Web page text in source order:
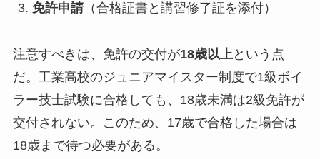
免許申請（合格証書と講習修了証を添付）
注意すべきは、免許の交付が18歳以上 という点
だ。工業高校のジュニアマイスター制度で1級ボイ
ラー技士試験に合格しても、18歳未満は2級免許が
交付されない。このため、17歳で合格した場合は
18歳まで待つ必要がある。